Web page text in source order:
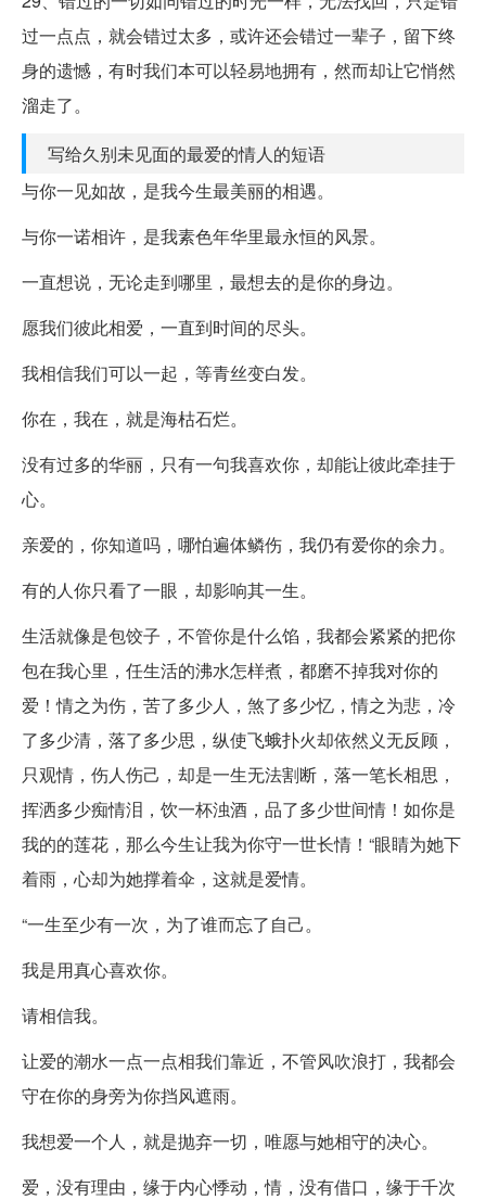
过一点点，就会错过太多，或许还会错过一辈子，留下终
身的遗憾，有时我们本可以轻易地拥有，然而却让它悄然
溜走了。
写给久别未见面的最爱的情人的短语
与你一见如故，是我今生最美丽的相遇。
与你一诺相许，是我素色年华里最永恒的风景。
一直想说，无论走到哪里，最想去的是你的身边。
愿我们彼此相爱，一直到时间的尽头。
我相信我们可以一起，等青丝变白发。
你在，我在，就是海枯石烂。
没有过多的华丽，只有一句我喜欢你，却能让彼此牵挂于
心。
亲爱的，你知道吗，哪怕遍体鳞伤，我仍有爱你的余力。
有的人你只看了一眼，却影响其一生。
生活就像是包饺子，不管你是什么馅，我都会紧紧的把你
包在我心里，任生活的沸水怎样煮，都磨不掉我对你的
爱！情之为伤，苦了多少人，煞了多少忆，情之为悲，冷
了多少清，落了多少思，纵使飞蛾扑火却依然义无反顾，
只观情，伤人伤己，却是一生无法割断，落一笔长相思，
挥洒多少痴情泪，饮一杯浊酒，品了多少世间情！如你是
我的的莲花，那么今生让我为你守一世长情！“眼睛为她下
着雨，心却为她撑着伞，这就是爱情。
“一生至少有一次，为了谁而忘了自己。
我是用真心喜欢你。
请相信我。
让爱的潮水一点一点相我们靠近，不管风吹浪打，我都会
守在你的身旁为你挡风遮雨。
我想爱一个人，就是抛弃一切，唯愿与她相守的决心。
爱，没有理由，缘于内心悸动，情，没有借口，缘于千次